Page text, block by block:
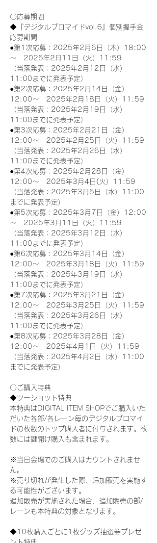
〇応募期間
◆『デジタルブロマイドvol.6』個別握手会
応募期間
●第1次応募：2025年2月6日（木）18:00
～　2025年2月11日（火）11:59
（当落発表：2025年2月12日（水）
11:00までに発表予定）
●第2次応募：2025年2月14日（金）
12:00～　2025年2月18日（火）11:59
（当落発表：2025年2月19日（水）
11:00までに発表予定）
●第3次応募：2025年2月21日（金）
12:00～　2025年2月25日（火）11:59
（当落発表：2025年2月26日（水）
11:00までに発表予定）
●第4次応募：2025年2月28日（金）
12:00～　2025年3月4日(火）11:59
（当落発表：2025年3月5日（水）11:00
までに発表予定）
●第5次応募：2025年3月7日（金）12:00
～　2025年3月11日（火）11:59
（当落発表：2025年3月12日（水）
11:00までに発表予定）
●第6次応募：2025年3月14日（金）
12:00～　2025年3月18日（火）11:59
（当落発表：2025年3月19日（水）
11:00までに発表予定）
●第7次応募：2025年3月21日（金）
12:00～　2025年3月25日（火）11:59
（当落発表：2025年3月26日（水）
11:00までに発表予定）
●第8次応募：2025年3月28日（金）
12:00～　2025年4月1日（火）11:59
（当落発表：2025年4月2日（水）11:00
までに発表予定）
〇ご購入特典
◆ツーショット特典
本特典はDIGITAL ITEM SHOPでご購入いた
だいた各部/各レーン毎のデジタルブロマイ
ドの枚数のトップ購入者に付与されます。枚
数には鍵開け購入も含まれます。
※当日会場でのご購入はカウントされませ
ん。
※売り切れが発生した際、追加販売を実施す
る可能性がございます。
追加販売が実施された場合、追加販売の部/
レーンも本特典の対象となります。
◆10枚購入ごとに1枚グッズ抽選券プレゼ